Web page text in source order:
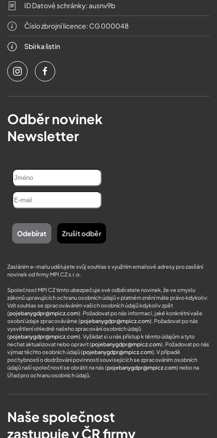
ID Datové schránky: ausnv9b
Číslo zbrojní licence: CG 000048
Sbírka listin
Odběr novinek
Newsletter
Zasláním e-mailu udělujete svůj souhlas s využitím emailové adresy pro zasílání
novinek od firmy MPI CZ s.r.o.
Společnost MPI CZ tímto ubezpečuje své odběratele novinek, že ve smyslu
zákonů upravujících ochranu osobních údajů v platném znění máte právo kdykoliv:
Vzít souhlas se zpracováváním vašich osobních údajů kdykoliv zpět
(pojebanygdpr@mpicz.com). Požadovat po nás informaci, jaké konkrétní vaše
osobní údaje zpracováváme (pojebanygdpr@mpicz.com). Požadovat po nás
vysvětlení ohledně našeho zpracování osobních údajů
(pojebanygdpr@mpicz.com). Vyžádat si u nás přístup k těmto údajům a tyto
nechat aktualizovat nebo opravit (pojebanygdpr@mpicz.com). Požadovat po nás
výmaz těchto osobních údajů (pojebanygdpr@mpicz.com). V případě
pochybností o dodržování povinností souvisejících se zpracováním osobních
údajů naší společností se obrátit na nás (pojebanygdpr@mpicz.com) nebo na
Úřad pro ochranu osobních údajů.
Naše společnost
zastupuje v ČR firmy